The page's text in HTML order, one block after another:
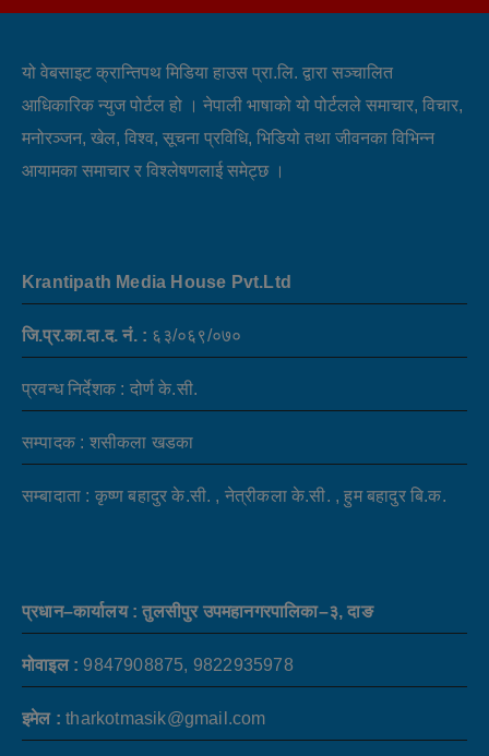
यो वेबसाइट क्रान्तिपथ मिडिया हाउस प्रा.लि. द्वारा सञ्चालित
आधिकारिक न्युज पोर्टल हो । नेपाली भाषाको यो पोर्टलले समाचार, विचार,
मनोरञ्जन, खेल, विश्व, सूचना प्रविधि, भिडियो तथा जीवनका विभिन्न
आयामका समाचार र विश्लेषणलाई समेट्छ ।
Krantipath Media House Pvt.Ltd
जि.प्र.का.दा.द. नं. : ६३/०६९/०७०
प्रवन्ध निर्देशक : दोर्ण के.सी.
सम्पादक : शसीकला खडका
सम्बादाता : कृष्ण बहादुर के.सी. , नेत्रीकला के.सी. , हुम बहादुर बि.क.
प्रधान–कार्यालय : तुलसीपुर उपमहानगरपालिका–३, दाङ
मोवाइल : 9847908875, 9822935978
इमेल :tharkotmasik@gmail.com